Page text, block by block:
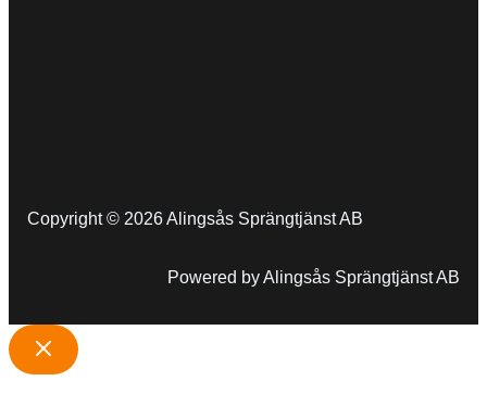
Copyright © 2026 Alingsås Sprängtjänst AB
Powered by Alingsås Sprängtjänst AB